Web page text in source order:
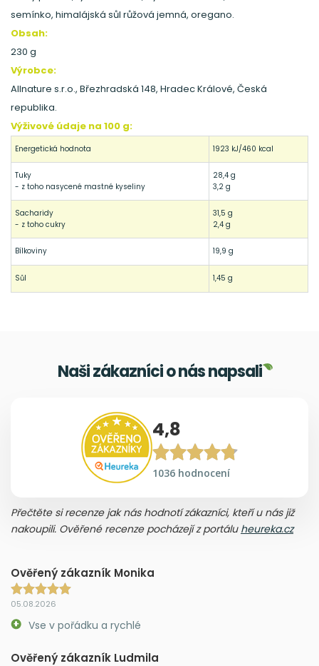
semínko, himalájská sůl růžová jemná, oregano.
Obsah:
230 g
Výrobce:
Allnature s.r.o., Březhradská 148, Hradec Králové, Česká
republika.
Výživové údaje na 100 g:
Energetická hodnota 1923 kJ/460 kcal
Tuky
- z toho nasycené mastné kyseliny
28,4 g
3,2 g
Sacharidy
- z toho cukry
31,5 g
2,4 g
Bílkoviny 19,9 g
Sůl 1,45 g
Naši zákazníci o nás napsali
4,8
1036 hodnocení
Přečtěte si recenze jak nás hodnotí zákazníci, kteří u nás již
nakoupili. Ověřené recenze pocházejí z portálu heureka.cz
Ověřený zákazník Monika
05.08.2026
Vse v pořádku a rychlé
Ověřený zákazník Ludmila